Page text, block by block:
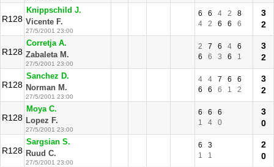
R128
Knippschild J.
Vicente F.
27/5/2001 23:00
6 6 4 2
8
4
2 6 6 6
3
2
R128
Corretja A.
Zabaleta M.
27/5/2001 23:00
2 7 6 4
6
6
6 3 6 1
3
2
R128
Sanchez D.
Norman M.
27/5/2001 23:00
4 4 7 6
6
6
6 6 1 2
3
2
R128
Moya C.
Lopez F.
27/5/2001 23:00
6 6
6
1
4 0
3
0
R128
Sargsian S.
Ruud C.
27/5/2001 23:00
6
3
1
1
2
0